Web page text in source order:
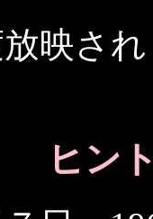
映さ
ヒン